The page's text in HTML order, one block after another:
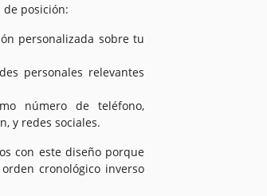
posición:
personalizada sobre tu
personales relevantes
número de teléfono,
y redes sociales.
con este diseño porque
cronológico inverso